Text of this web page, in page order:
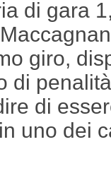
di gara
giro,
di
di
uno dei